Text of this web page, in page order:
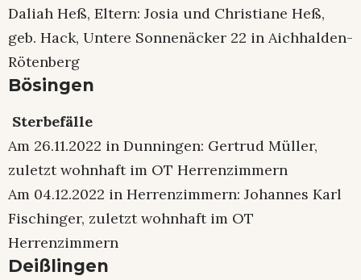
Daliah Heß, Eltern: Josia und Christiane Heß,
geb. Hack, Untere Sonnenäcker 22 in Aichhalden-
Rötenberg
Bösingen
Sterbefälle
Am 26.11.2022 in Dunningen: Gertrud Müller,
zuletzt wohnhaft im OT Herrenzimmern
Am 04.12.2022 in Herrenzimmern: Johannes Karl
Fischinger, zuletzt wohnhaft im OT
Herrenzimmern
Deißlingen